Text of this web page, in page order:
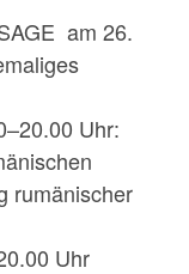
am 26.
Uhr:
rumänischer
Uhr